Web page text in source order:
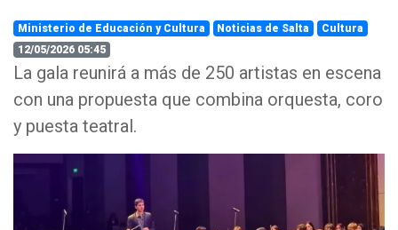
Ministerio de Educación y Cultura Noticias de Salta
Cultura
12/05/2026 05:45
La gala reunirá a más de 250 artistas en escena
con una propuesta que combina orquesta, coro
y puesta teatral.